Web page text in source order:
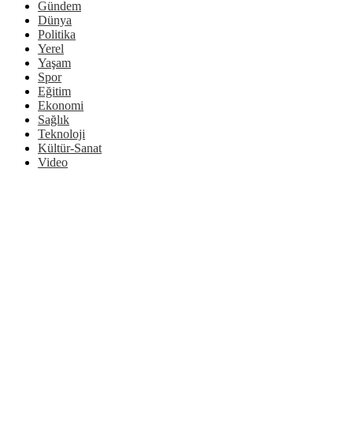
Gündem
Dünya
Politika
Yerel
Yaşam
Spor
Eğitim
Ekonomi
Sağlık
Teknoloji
Kültür-Sanat
Video